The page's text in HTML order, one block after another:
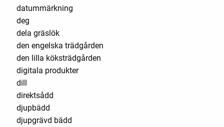
datummärkning
deg
dela gräslök
den engelska trädgården
den lilla köksträdgården
digitala produkter
dill
direktsådd
djupbädd
djupgrävd bädd